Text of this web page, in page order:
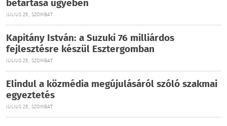
betartása ügyében
JÚLIUS 25., SZOMBAT
Kapitány István: a Suzuki 76 milliárdos
fejlesztésre készül Esztergomban
JÚLIUS 25., SZOMBAT
Elindul a közmédia megújulásáról szóló szakmai
egyeztetés
JÚLIUS 25., SZOMBAT